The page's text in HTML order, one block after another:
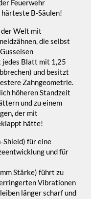
Feuerwehr
B-Säulen!
der Welt mit
die selbst
jedes Blatt mit 1,25
und besitzt
Zahngeometrie.
höheren Standzeit
und zu einem
der mit
hätte!
Shield) für eine
und für
Stärke) führt zu
Vibrationen
länger scharf und